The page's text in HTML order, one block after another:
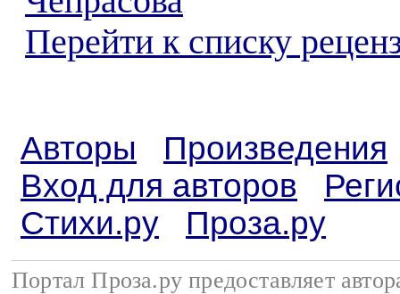
Перейти к списку
Авторы
Произведения
Вход для авторов
Стихи.ру
Проза.ру
Портал Проза.ру предоставляет